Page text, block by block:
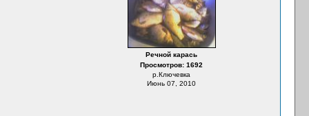
Речной карась
Просмотров: 1692
р.Ключевка
Июнь 07, 2010